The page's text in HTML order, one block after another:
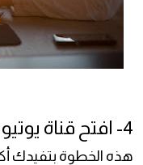
4- افتح قناة يوتيوب أو حساب على تيك توك .
هذه الخطوة بتفيدك